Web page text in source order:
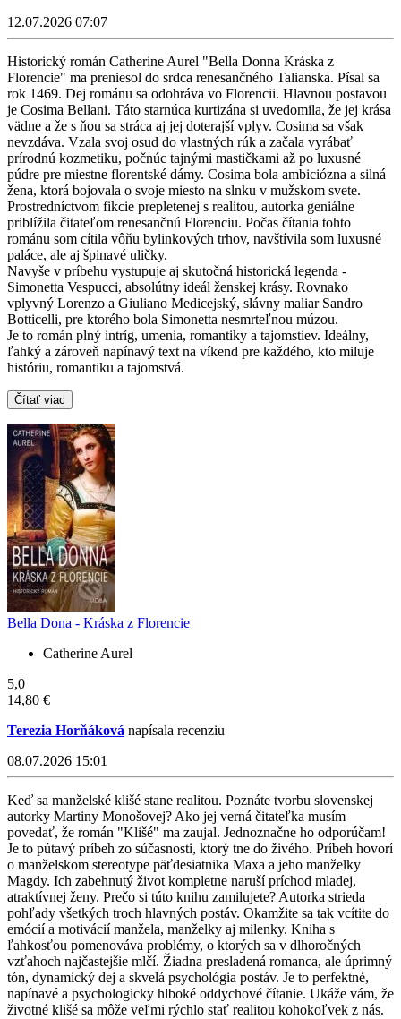
12.07.2026 07:07
Historický román Catherine Aurel "Bella Donna Kráska z
Florencie" ma preniesol do srdca renesančného Talianska. Písal sa
rok 1469. Dej románu sa odohráva vo Florencii. Hlavnou postavou
je Cosima Bellani. Táto starnúca kurtizána si uvedomila, že jej krása
vädne a že s ňou sa stráca aj jej doterajší vplyv. Cosima sa však
nevzdáva. Vzala svoj osud do vlastných rúk a začala vyrábať
prírodnú kozmetiku, počnúc tajnými mastičkami až po luxusné
púdre pre miestne florentské dámy. Cosima bola ambiciózna a silná
žena, ktorá bojovala o svoje miesto na slnku v mužskom svete.
Prostredníctvom fikcie prepletenej s realitou, autorka geniálne
priblížila čitateľom renesančnú Florenciu. Počas čítania tohto
románu som cítila vôňu bylinkových trhov, navštívila som luxusné
paláce, ale aj špinavé uličky.
Navyše v príbehu vystupuje aj skutočná historická legenda -
Simonetta Vespucci, absolútny ideál ženskej krásy. Rovnako
vplyvný Lorenzo a Giuliano Medicejský, slávny maliar Sandro
Botticelli, pre ktorého bola Simonetta nesmrteľnou múzou.
Je to román plný intríg, umenia, romantiky a tajomstiev. Ideálny,
ľahký a zároveň napínavý text na víkend pre každého, kto miluje
históriu, romantiku a tajomstvá.
Čítať viac
Bella Dona - Kráska z Florencie
Catherine Aurel
5,0
14,80 €
Terezia Horňáková napísala recenziu
08.07.2026 15:01
Keď sa manželské klišé stane realitou. Poznáte tvorbu slovenskej
autorky Martiny Monošovej? Ako jej verná čitateľka musím
povedať, že román "Klišé" ma zaujal. Jednoznačne ho odporúčam!
Je to pútavý príbeh zo súčasnosti, ktorý tne do živého. Príbeh hovorí
o manželskom stereotype päťdesiatnika Maxa a jeho manželky
Magdy. Ich zabehnutý život kompletne naruší príchod mladej,
atraktívnej ženy. Prečo si túto knihu zamilujete? Autorka strieda
pohľady všetkých troch hlavných postáv. Okamžite sa tak vcítite do
emócií a motivácií manžela, manželky aj milenky. Kniha s
ľahkosťou pomenováva problémy, o ktorých sa v dlhoročných
vzťahoch najčastejšie mlčí. Žiadna presladená romanca, ale úprimný
tón, dynamický dej a skvelá psychológia postáv. Je to perfektné,
napínavé a psychologicky hlboké oddychové čítanie. Ukáže vám, že
životné klišé sa môže veľmi rýchlo stať realitou kohokoľvek z nás.